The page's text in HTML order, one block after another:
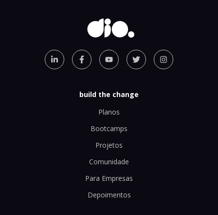
build the change
Planos
Bootcamps
Projetos
Comunidade
Para Empresas
Depoimentos